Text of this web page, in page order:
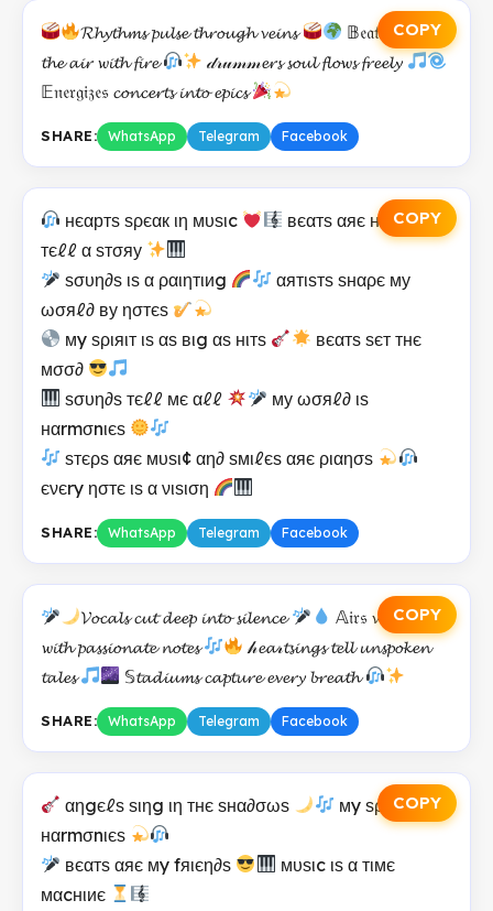
COPY
𝓡𝓱𝔂𝓽𝓱𝓶𝓼 𝓹𝓾𝓵𝓼𝓮 𝓽𝓱𝓻𝓸𝓾𝓰𝓱 𝓿𝓮𝓲𝓷𝓼
𝔹𝔢𝔞𝔱𝔰 𝓬𝓱𝓪𝓼𝓮
𝓽𝓱𝓮 𝓪𝓲𝓻 𝔀𝓲𝓽𝓱 𝓯𝓲𝓻𝓮
𝒹𝓇𝓊𝓂𝓂𝓮𝓻𝓼 𝓼𝓸𝓾𝓵 𝓯𝓵𝓸𝔀𝓼 𝓯𝓻𝓮𝓮𝓵𝔂
𝔼𝔫𝔢𝔯𝔤𝔦𝔷𝔢𝔰 𝓬𝓸𝓷𝓬𝓮𝓻𝓽𝓼 𝓲𝓷𝓽𝓸 𝓮𝓹𝓲𝓬𝓼
SHARE: WhatsApp Telegram Facebook
COPY
нєαртѕ ѕρєαк ιη мυѕιc
вєαтѕ αяє нєяє тσ
тєℓℓ α ѕтσяу
ѕσυη∂ѕ ιѕ α ραιηтιиg
αятιѕтѕ ѕнαρє му
ωσяℓ∂ ву ησтєѕ
мy ѕριяιт ιѕ αѕ вιg αѕ нιтѕ
вєαтѕ ѕєт тнє
мσσ∂
ѕσυη∂ѕ тєℓℓ мє αℓℓ
му ωσяℓ∂ ιѕ
нαrmσnιєѕ
ѕтєρѕ αяє мυѕι¢ αη∂ ѕмιℓєѕ αяє ριαησѕ
єνєry ησтє ιѕ α νιѕιση
SHARE: WhatsApp Telegram Facebook
COPY
𝓥𝓸𝓬𝓪𝓵𝓼 𝓬𝓾𝓽 𝓭𝓮𝓮𝓹 𝓲𝓷𝓽𝓸 𝓼𝓲𝓵𝓮𝓷𝓬𝓮
𝔸𝔦𝔯𝔰 𝓿𝓲𝓫𝓻𝓪𝓽𝓮
𝔀𝓲𝓽𝓱 𝓹𝓪𝓼𝓼𝓲𝓸𝓷𝓪𝓽𝓮 𝓷𝓸𝓽𝓮𝓼
𝒽𝓮𝓪𝓇𝓽𝓼𝓲𝓷𝓰𝓼 𝓽𝓮𝓵𝓵 𝓾𝓷𝓼𝓹𝓸𝓴𝓮𝓷
𝓽𝓪𝓵𝓮𝓼
𝕊𝓽𝓪𝓭𝓲𝓾𝓶𝓼 𝓬𝓪𝓹𝓽𝓾𝓻𝓮 𝓮𝓿𝓮𝓻𝔂 𝓫𝓻𝓮𝓪𝓽𝓱
SHARE: WhatsApp Telegram Facebook
COPY
αηgєℓѕ ѕιηg ιη тнє ѕнα∂σωѕ
мy ѕριяιт ιѕ
нαrmσnιєѕ
вєαтѕ αяє мy fяιєη∂ѕ
мυѕιc ιѕ α тιмє
мαcнιиє